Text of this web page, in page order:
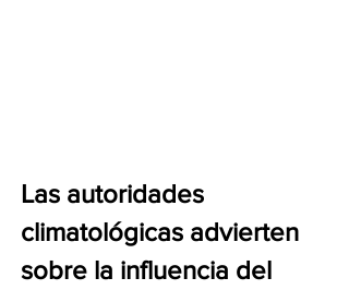
Las autoridades
climatológicas advierten
sobre la influencia del